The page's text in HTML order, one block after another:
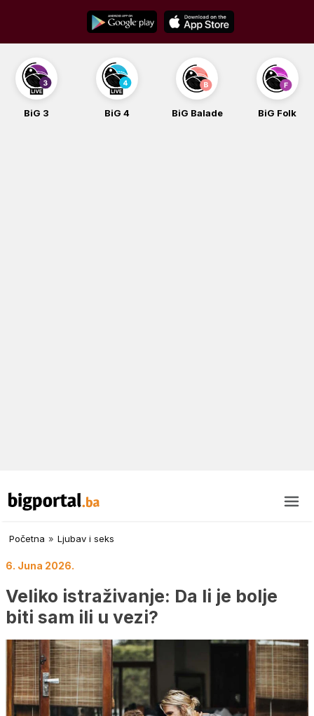
content
BiG 3 BiG 4 BiG Balade BiG Folk
Početna » Ljubav i seks
6. Juna 2026.
Veliko istraživanje: Da li je bolje
biti sam ili u vezi?